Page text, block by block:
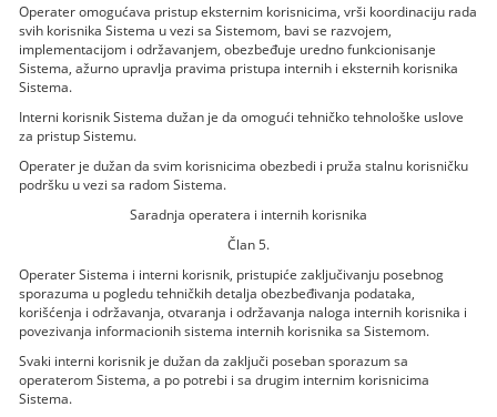
Operater omogućava pristup eksternim korisnicima, vrši koordinaciju rada
svih korisnika Sistema u vezi sa Sistemom, bavi se razvojem,
implementacijom i održavanjem, obezbeđuje uredno funkcionisanje
Sistema, ažurno upravlja pravima pristupa internih i eksternih korisnika
Sistema.
Interni korisnik Sistema dužan je da omogući tehničko tehnološke uslove
za pristup Sistemu.
Operater je dužan da svim korisnicima obezbedi i pruža stalnu korisničku
podršku u vezi sa radom Sistema.
Saradnja operatera i internih korisnika
Član 5.
Operater Sistema i interni korisnik, pristupiće zaključivanju posebnog
sporazuma u pogledu tehničkih detalja obezbeđivanja podataka,
korišćenja i održavanja, otvaranja i održavanja naloga internih korisnika i
povezivanja informacionih sistema internih korisnika sa Sistemom.
Svaki interni korisnik je dužan da zaključi poseban sporazum sa
operaterom Sistema, a po potrebi i sa drugim internim korisnicima
Sistema.